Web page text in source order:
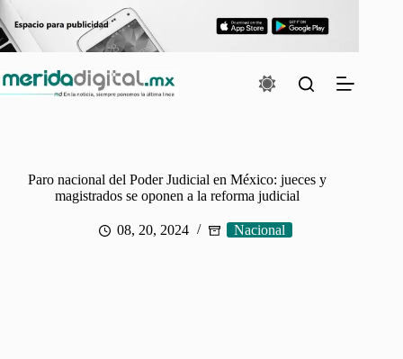
al
contenido
Paro nacional del Poder Judicial en México: jueces y
magistrados se oponen a la reforma judicial
08, 20, 2024 Nacional